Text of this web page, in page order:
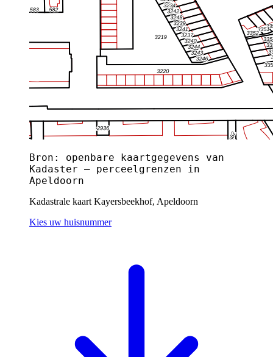
Bron: openbare kaartgegevens van
Kadaster — perceelgrenzen in
Apeldoorn
Kadastrale kaart Kayersbeekhof, Apeldoorn
Kies uw huisnummer